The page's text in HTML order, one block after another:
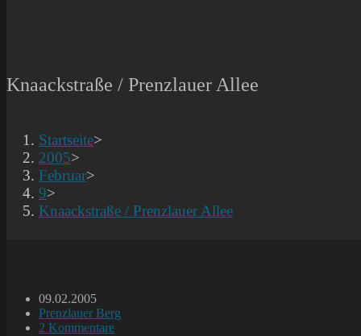
Knaackstraße / Prenzlauer Allee
Startseite>
2005>
Februar>
9>
Knaackstraße / Prenzlauer Allee
Beitrag
veröffentlicht:
09.02.2005
Beitrags-
Kategorie:
Prenzlauer Berg
Beitrags-
2 Kommentare